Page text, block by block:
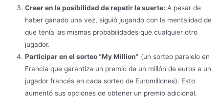
Creer en la posibilidad de repetir la suerte: A pesar de
haber ganado una vez, siguió jugando con la mentalidad de
que tenía las mismas probabilidades que cualquier otro
jugador.
Participar en el sorteo “My Million” (un sorteo paralelo en
Francia que garantiza un premio de un millón de euros a un
jugador francés en cada sorteo de Euromillones). Esto
aumentó sus opciones de obtener un premio adicional.